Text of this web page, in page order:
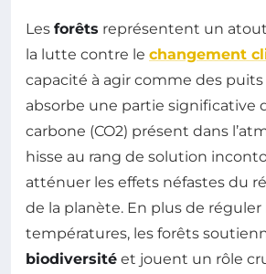
Les forêts représentent un
la lutte contre le changement
capacité à agir comme des puits
absorbe une partie significative
carbone (CO2) présent dans
hisse au rang de solution
atténuer les effets néfastes du
de la planète. En plus de réguler
températures, les forêts
biodiversité et jouent un rôle